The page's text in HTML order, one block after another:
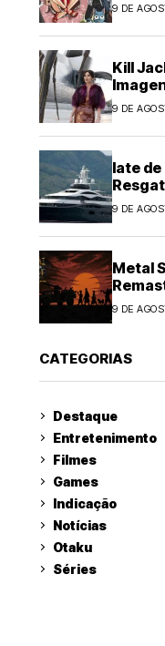
9 DE
Kill
9 DE
Iate
Navio
9 DE
Metal
9 DE
CATEGORIAS
Destaque
Entretenimento
Filmes
Games
Indicação
Notícias
Otaku
Séries